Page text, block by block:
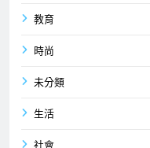
教育
時尚
未分類
生活